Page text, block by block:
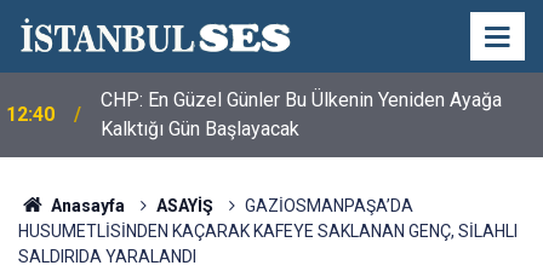
12:40
CHP: En Güzel Günler Bu Ülkenin Yeniden Ayağa
Kalktığı Gün Başlayacak
Anasayfa ASAYİŞ
GAZİOSMANPAŞA’DA
HUSUMETLİSİNDEN KAÇARAK KAFEYE SAKLANAN GENÇ, SİLAHLI
SALDIRIDA YARALANDI